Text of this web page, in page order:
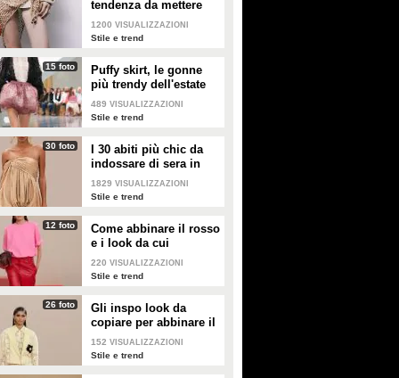
tendenza da mettere
nella valigia dell'estate
2026
1200 VISUALIZZAZIONI
Stile e trend
15 foto
Puffy skirt, le gonne
più trendy dell'estate
2026 sono quelle a
palloncino
489 VISUALIZZAZIONI
Stile e trend
30 foto
I 30 abiti più chic da
indossare di sera in
estate
1829 VISUALIZZAZIONI
Stile e trend
12 foto
Come abbinare il rosso
e i look da cui
prendere ispirazione
220 VISUALIZZAZIONI
Stile e trend
26 foto
Gli inspo look da
copiare per abbinare il
giallo
152 VISUALIZZAZIONI
Stile e trend